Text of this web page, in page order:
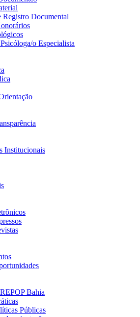
Registro Documental
o Especialista
Institucionais
Bahia
Públicas